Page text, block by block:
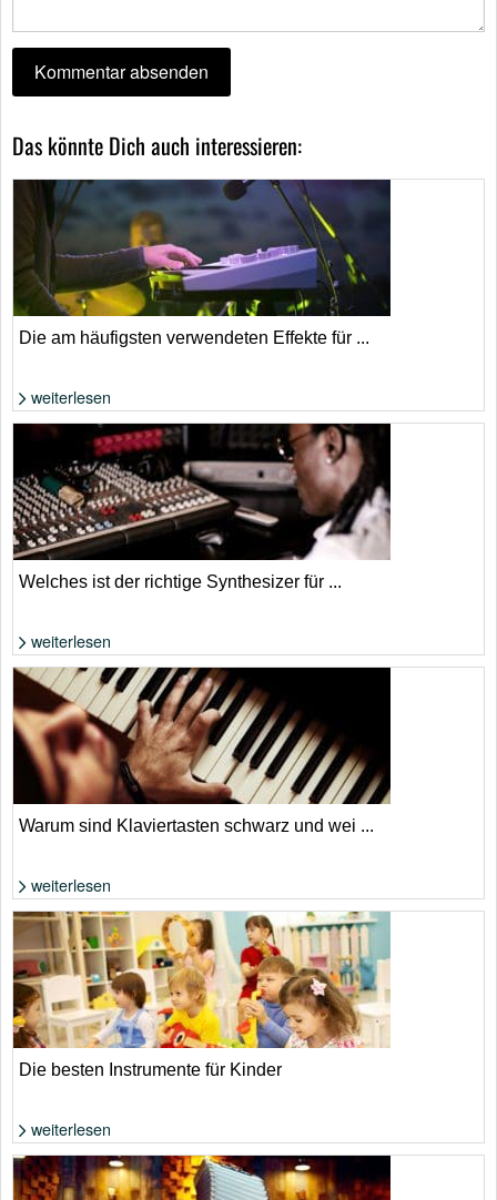
Das könnte Dich auch interessieren:
Effekte beim Synthesizer richtig einsetzen | Foto: Shutterstock von
LaineN
Die am häufigsten verwendeten Effekte für ...
weiterlesen
Foto: Shutterstock von Yulai Studio
Welches ist der richtige Synthesizer für ...
weiterlesen
Foto: Shutterstock von iTref
Warum sind Klaviertasten schwarz und wei ...
weiterlesen
Foto: Shutterstock von Oksana Kuzmina
Die besten Instrumente für Kinder
weiterlesen